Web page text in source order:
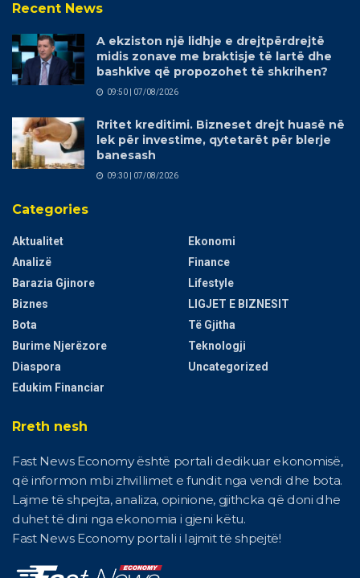
Recent News
A ekziston një lidhje e drejtpërdrejtë
midis zonave me braktisje të lartë dhe
bashkive që propozohet të shkrihen?
09:50 | 07/08/2026
Rritet kreditimi. Bizneset drejt huasë në
lek për investime, qytetarët për blerje
banesash
09:30 | 07/08/2026
Categories
Aktualitet
Analizë
Barazia Gjinore
Biznes
Bota
Burime Njerëzore
Diaspora
Edukim Financiar
Ekonomi
Finance
Lifestyle
LIGJET E BIZNESIT
Të Gjitha
Teknologji
Uncategorized
Rreth nesh
Fast News Economy është portali dedikuar ekonomisë,
që informon mbi zhvillimet e fundit nga vendi dhe bota.
Lajme të shpejta, analiza, opinione, gjithcka që doni dhe
duhet të dini nga ekonomia i gjeni këtu.
Fast News Economy portali i lajmit të shpejtë!